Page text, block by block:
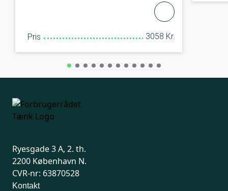
Pris 3058 Kr.
Ryesgade 3 A, 2. th.
2200 København N.
CVR-nr: 63870528
Kontakt